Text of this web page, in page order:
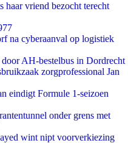
haar vriend bezocht terecht
na cyberaanval op logistiek
AH-bestelbus in Dordrecht
zorgprofessional Jan
eindigt Formule 1-seizoen
onder grens met
wint nipt voorverkiezing